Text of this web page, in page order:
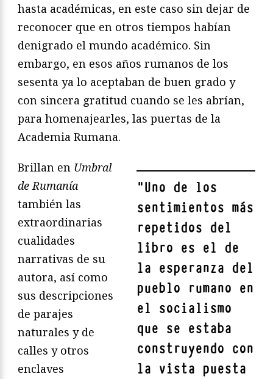
hasta académicas, en este caso sin dejar de
reconocer que en otros tiempos habían
denigrado el mundo académico. Sin
embargo, en esos años rumanos de los
sesenta ya lo aceptaban de buen grado y
con sincera gratitud cuando se les abrían,
para homenajearles, las puertas de la
Academia Rumana.
"Uno de los
sentimientos más
repetidos del
libro es el de
la esperanza del
pueblo rumano en
el socialismo
que se estaba
construyendo con
la vista puesta
Brillan en Umbral
de Rumanía
también las
extraordinarias
cualidades
narrativas de su
autora, así como
sus descripciones
de parajes
naturales y de
calles y otros
enclaves